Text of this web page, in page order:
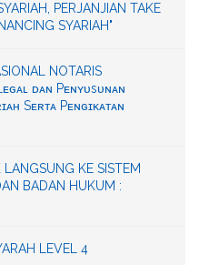
PERJANJIAN TAKE
SYARIAH"
NOTARIS
ᴅᴀɴ Pᴇɴʏᴜsᴜɴᴀɴ
Sᴇʀᴛᴀ Pᴇɴɢɪᴋᴀᴛᴀɴ
KE SISTEM
BADAN HUKUM :
LEVEL 4